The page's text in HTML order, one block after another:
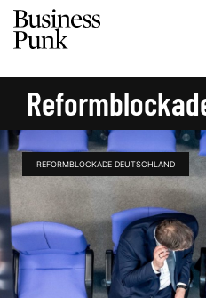
REFORMBLOCKADE DEUTSCHLAND